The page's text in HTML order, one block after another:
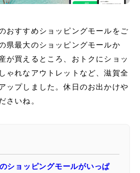
おすすめショッピングモールをご
県最大のショッピングモールか
が買えるところ、おトクにショッ
ゃれなアウトレットなど、滋賀全
ップしました。休日のお出かけや
さいね。
ショッピングモールがいっぱ